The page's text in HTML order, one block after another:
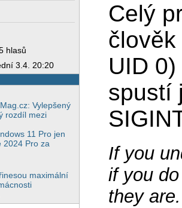
hlasů
3.4. 20:20
Vylepšený
rozdíl mezi
11 Pro jen
2024 Pro za
maximální
Celý
UID
spustí
If you
if you
they are.